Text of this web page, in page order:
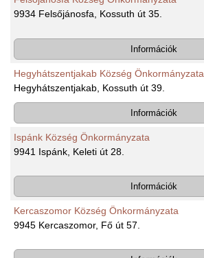
9934 Felsőjánosfa, Kossuth út 35.
Információk
Hegyhátszentjakab Község Önkormányzata
Hegyhátszentjakab, Kossuth út 39.
Információk
Ispánk Község Önkormányzata
9941 Ispánk, Keleti út 28.
Információk
Kercaszomor Község Önkormányzata
9945 Kercaszomor, Fő út 57.